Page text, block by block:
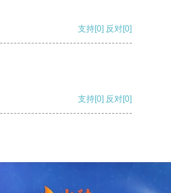
支持[0] 反对[0]
支持[0] 反对[0]